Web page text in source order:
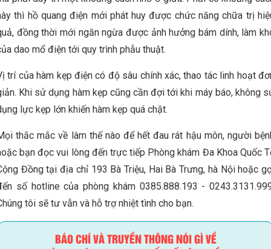
thì hồ quang điện mới phát huy được chức năng chữa trị
đồng thời mới ngăn ngừa được ảnh hưởng bám dính, làm
dao mổ điện tới quy trình phẫu thuật.
trí của hàm kẹp điện có độ sâu chính xác, thao tác linh hoạt
Khi sử dụng hàm kẹp cũng cần đợi tới khi máy báo, không
lực kẹp lớn khiến hàm kẹp quá chặt.
thắc mắc về làm thế nào để hết đau rát hậu môn, người
bạn đọc vui lòng đến trực tiếp Phòng khám Đa Khoa Quốc
Đồng tại địa chỉ 193 Bà Triệu, Hai Bà Trưng, hà Nội hoặc
số hotline của phòng khám 0385.888.193 -
tôi sẽ tư vẫn và hỗ trợ nhiệt tình cho bạn.
BÁO CHÍ VÀ TRUYỀN THÔNG NÓI GÌ VỀ